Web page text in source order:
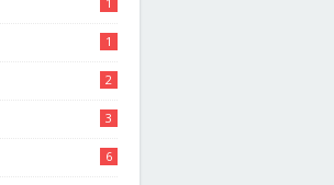
1
2
3
6